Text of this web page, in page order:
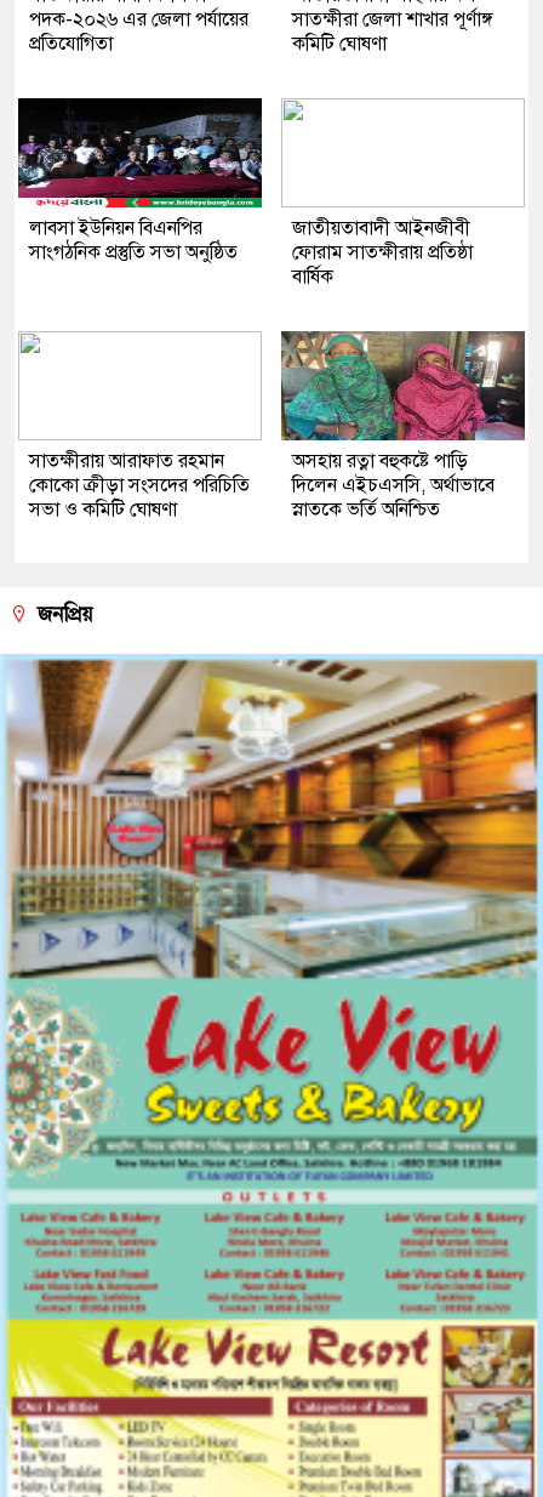
পদক-২০২৬ এর জেলা পর্যায়ের
প্রতিযোগিতা
সাতক্ষীরা জেলা শাখার পূর্ণাঙ্গ
কমিটি ঘোষণা
লাবসা ইউনিয়ন বিএনপির
সাংগঠনিক প্রস্তুতি সভা অনুষ্ঠিত
জাতীয়তাবাদী আইনজীবী
ফোরাম সাতক্ষীরায় প্রতিষ্ঠা
বার্ষিক
সাতক্ষীরায় আরাফাত রহমান
কোকো ক্রীড়া সংসদের পরিচিতি
সভা ও কমিটি ঘোষণা
অসহায় রত্না বহুকষ্টে পাড়ি
দিলেন এইচএসসি, অর্থাভাবে
স্নাতকে ভর্তি অনিশ্চিত
জনপ্রিয়